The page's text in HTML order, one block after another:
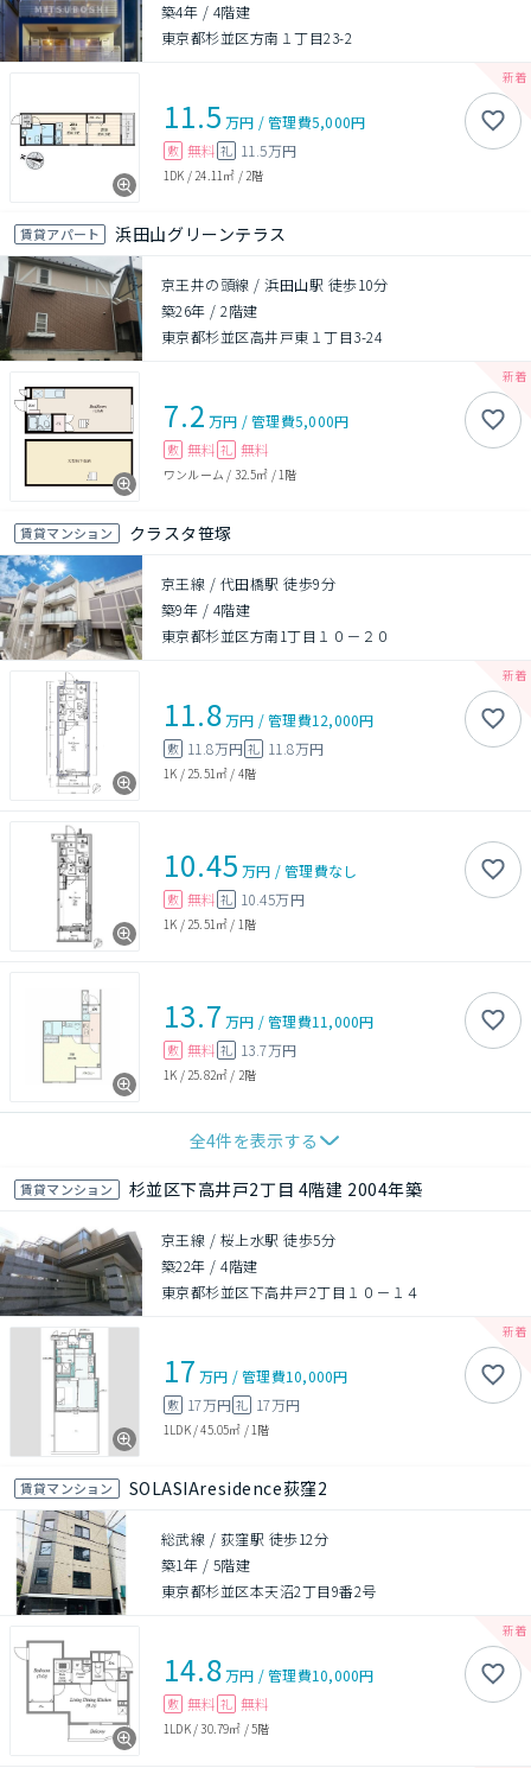
築4年 / 4階建
東京都杉並区方南１丁目23-2
11.5 万円 /管理費5,000円
敷 無料 礼 11.5万円
1DK / 24.11㎡ / 2階
賃貸アパート 浜田山グリーンテラス
京王井の頭線 / 浜田山駅 徒歩10分
築26年 /2階建
東京都杉並区高井戸東１丁目3-24
7.2 万円 /管理費5,000円
敷 無料 礼 無料
ワンルーム / 32.5㎡ / 1階
賃貸マンション クラスタ笹塚
京王線 / 代田橋駅 徒歩9分
築9年 / 4階建
東京都杉並区方南1丁目１０－２０
11.8万円 /管理費12,000円
敷 11.8万円 礼 11.8万円
1K / 25.51㎡ / 4階
10.45 万円 /管理費なし
敷 無料 礼 10.45万円
1K / 25.51㎡ / 1階
13.7 万円 /管理費11,000円
敷 無料 礼 13.7万円
1K / 25.82㎡ / 2階
全4件を表示する
賃貸マンション 杉並区下高井戸2丁目 4階建 2004年築
京王線 / 桜上水駅 徒歩5分
築22年 /4階建
東京都杉並区下高井戸2丁目１０－１４
17 万円 /管理費10,000円
敷 17万円 礼 17万円
1LDK/45.05㎡ / 1階
賃貸マンション SOLASIAresidence荻窪2
総武線 / 荻窪駅 徒歩12分
築1年 / 5階建
東京都杉並区本天沼2丁目9番2号
14.8万円 /管理費10,000円
敷 無料 礼 無料
1LDK/30.79㎡ /5階